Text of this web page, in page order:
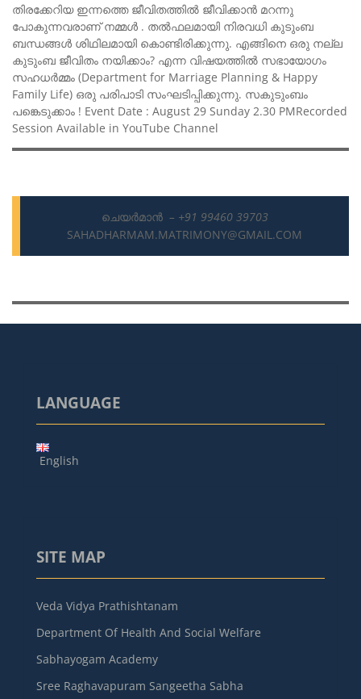
തിരക്കേറിയ ഇന്നത്തെ ജീവിതത്തിൽ ജീവിക്കാൻ മറന്നു
പോകുന്നവരാണ് നമ്മൾ . തൽഫലമായി നിരവധി കുടുംബ
ബന്ധങ്ങൾ ശിഥിലമായി കൊണ്ടിരിക്കുന്നു. എങ്ങിനെ ഒരു നല്ല
കുടുംബ ജീവിതം നയിക്കാം? എന്ന വിഷയത്തിൽ സഭായോഗം
സഹധർമ്മം (Department for Marriage Planning & Happy
Family Life) ഒരു പരിപാടി സംഘടിപ്പിക്കുന്നു. സകുടുംബം
പങ്കെടുക്കാം ! Event Date : August 29 Sunday 2.30 PMRecorded
Session Available in YouTube Channel
ചെയർമാൻ – +91 99460 39703
SAHADHARMAM.MATRIMONY@GMAIL.COM
LANGUAGE
English
SITE MAP
Veda Vidya Prathishtanam
Department Of Health And Social Welfare
Sabhayogam Academy
Sree Raghavapuram Sangeetha Sabha